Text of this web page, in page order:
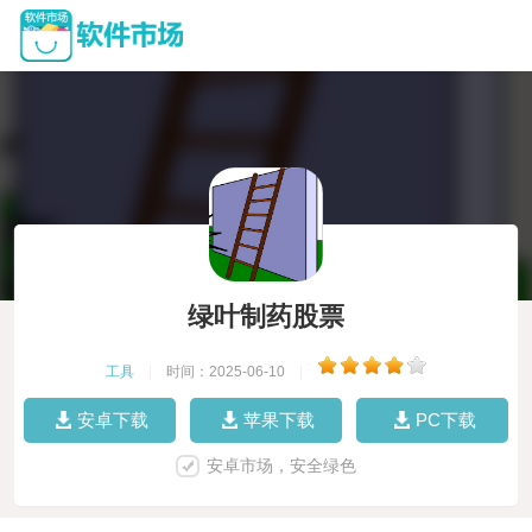
绿叶制药股票
工具 时间：2025-06-10
安卓下载 苹果下载 PC下载
安卓市场，安全绿色